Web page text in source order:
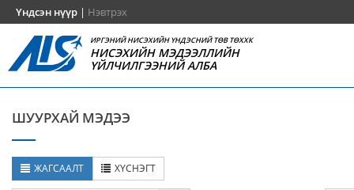
Үндсэн нүүр | Нэвтрэх
ИРГЭНИЙ НИСЭХИЙН ҮНДЭСНИЙ ТӨВ ТӨХХК
НИСЭХИЙН МЭДЭЭЛЛИЙН
ҮЙЛЧИЛГЭЭНИЙ АЛБА
ШУУРХАЙ МЭДЭЭ
ЖАГСААЛТ ХҮСНЭГТ